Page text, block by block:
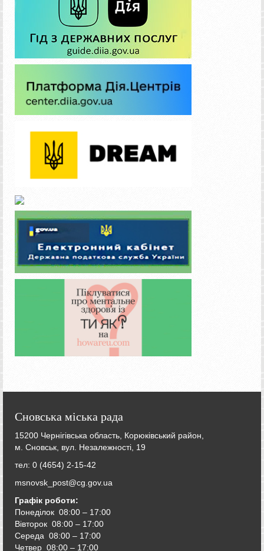
Сновська міська рада
15200 Чернігівська область, Корюківський район,
м. Сновськ, вул. Незалежності, 19
тел: 0 (4654) 2-15-42
msnovsk_post@cg.gov.ua
Графік роботи:
Понеділок 08:00 – 17:00
Вівторок 08:00 – 17:00
Середа 08:00 – 17:00
Четвер 08:00 – 17:00